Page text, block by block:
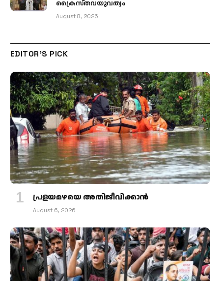
ക്രൈസ്തവയുവത്വം
August 8, 2026
EDITOR'S PICK
പ്രളയമഴയെ അതിജീവിക്കാന്‍
August 6, 2026